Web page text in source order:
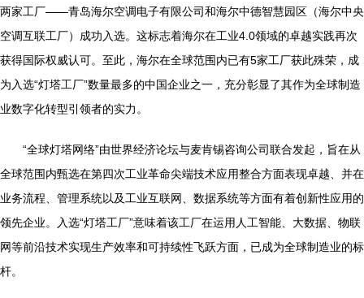
两家工厂——青岛海尔空调电子有限公司和海尔中德智慧园区（海尔中央
空调互联工厂）成功入选。这标志着海尔在工业4.0领域的卓越实践再次
获得国际权威认可。至此，海尔在全球范围内已有5家工厂获此殊荣，成
为入选“灯塔工厂”数量最多的中国企业之一，充分彰显了其作为全球制造
业数字化转型引领者的实力。
“全球灯塔网络”由世界经济论坛与麦肯锡咨询公司联合发起，旨在从
全球范围内甄选在第四次工业革命尖端技术应用整合方面表现卓越、并在
业务流程、管理系统以及工业互联网、数据系统等方面有着创新性应用的
领先企业。入选“灯塔工厂”意味着该工厂在运用人工智能、大数据、物联
网等前沿技术实现生产效率和可持续性飞跃方面，已成为全球制造业的标
杆。